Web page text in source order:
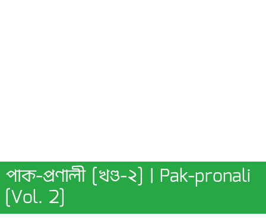
পাক-প্রণালী [খণ্ড-২] | Pak-pronali
[Vol. 2]